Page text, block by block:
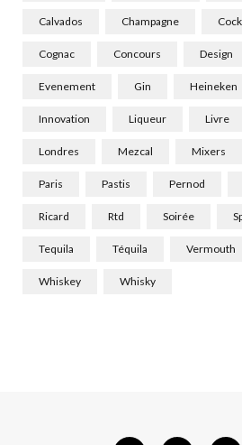
Calvados Champagne
Cognac Concours Design
Evenement Gin Heineken
Innovation Liqueur Livre
Londres Mezcal Mixers
Paris Pastis Pernod
Ricard Rtd Soirée
Tequila Téquila Vermouth
Whiskey Whisky